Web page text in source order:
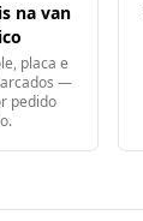
na van
placa e
—
pedido